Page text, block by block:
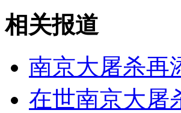
安徽一实载49人客车翻车
走！跟着总书记去植树
相关报道
南京大屠杀再
在世南京大屠